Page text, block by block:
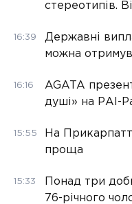
стереотипів.
16:39
Державні
можна
16:16
AGATA
душі» на РАІ-
15:55
На
проща
15:33
Понад три
76-річного